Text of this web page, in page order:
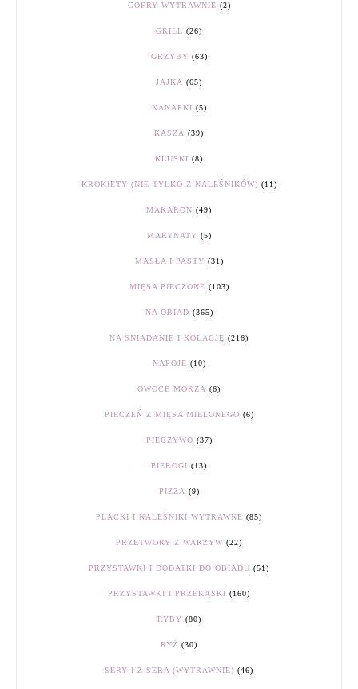
GOFRY WYTRAWNIE (2)
GRILL (26)
GRZYBY (63)
JAJKA (65)
KANAPKI (5)
KASZA (39)
KLUSKI (8)
KROKIETY (NIE TYLKO Z NALEŚNIKÓW) (11)
MAKARON (49)
MARYNATY (5)
MASŁA I PASTY (31)
MIĘSA PIECZONE (103)
NA OBIAD (365)
NA ŚNIADANIE I KOLACJĘ (216)
NAPOJE (10)
OWOCE MORZA (6)
PIECZEŃ Z MIĘSA MIELONEGO (6)
PIECZYWO (37)
PIEROGI (13)
PIZZA (9)
PLACKI I NALEŚNIKI WYTRAWNE (85)
PRZETWORY Z WARZYW (22)
PRZYSTAWKI I DODATKI DO OBIADU (51)
PRZYSTAWKI I PRZEKĄSKI (160)
RYBY (80)
RYŻ (30)
SERY I Z SERA (WYTRAWNIE) (46)